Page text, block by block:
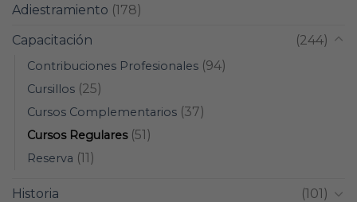
Adiestramiento (178)
Capacitación
(244)
Contribuciones Profesionales (94)
Cursillos (25)
Cursos Complementarios (37)
Cursos Regulares(51)
Reserva (11)
Historia
(101)